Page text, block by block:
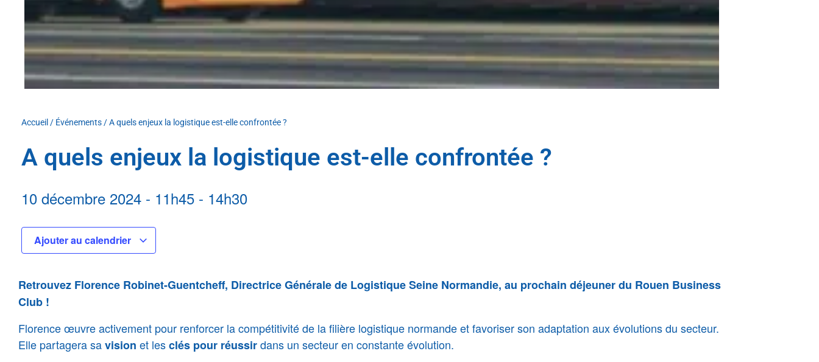
Accueil / Événements /A quels enjeux la logistique est-elle confrontée ?
A quels enjeux la logistique est-elle confrontée ?
10 décembre 2024 - 11h45 - 14h30
Ajouter au calendrier
Retrouvez Florence Robinet-Guentcheff, Directrice Générale de Logistique Seine Normandie, au prochain déjeuner du Rouen Business
Club !
Florence œuvre activement pour renforcer la compétitivité de la filière logistique normande et favoriser son adaptation aux évolutions du secteur.
Elle partagera savision et lesclés pour réussirdans un secteur en constante évolution.